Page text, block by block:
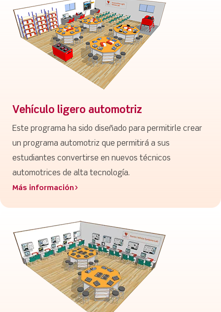
Vehículo ligero automotriz
Este programa ha sido diseñado para permitirle crear
un programa automotriz que permitirá a sus
estudiantes convertirse en nuevos técnicos
automotrices de alta tecnología.
Más información>